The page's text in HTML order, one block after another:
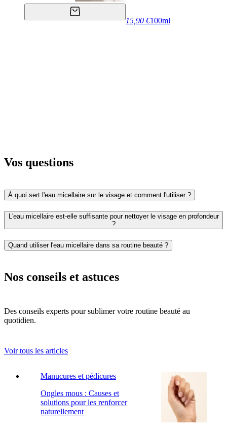
15,90 €100ml
Vos questions
À quoi sert l'eau micellaire sur le visage et comment l'utiliser ?
L'eau micellaire est-elle suffisante pour nettoyer le visage en profondeur
?
Quand utiliser l'eau micellaire dans sa routine beauté ?
Nos conseils et astuces
Des conseils experts pour sublimer votre routine beauté au
quotidien.
Voir tous les articles
Manucures et pédicures
Ongles mous : Causes et
solutions pour les renforcer
naturellement